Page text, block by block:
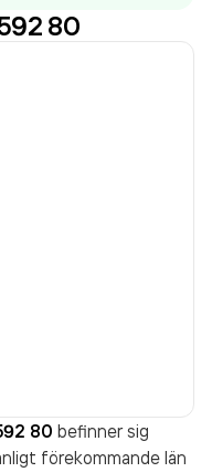
80
80 befinner sig
förekommande län